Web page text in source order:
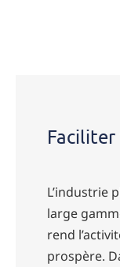
L’industrie
large
rend
prospère.